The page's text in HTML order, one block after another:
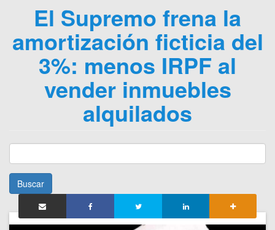
El Supremo frena la
amortización ficticia del
3%: menos IRPF al
vender inmuebles
alquilados
Buscar